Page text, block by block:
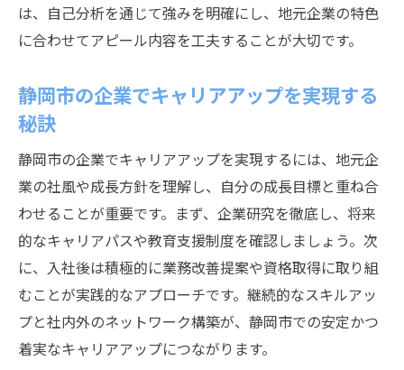
転職活動で第二新卒が陥りやすい注意点と
は
る秘訣
安定を目指す第二新卒が知るべき静岡市事情
第二新卒が静岡市で安定を得るための基礎
知識
静岡市の企業で第二新卒が重視すべき福利
厚生
地元で長く働きたい第二新卒の職場環境と
は
第二新卒が静岡市で注目したい企業文化の
特徴
は、自己分析を通じて強みを明確にし、地元企業の特色
に合わせてアピール内容を工夫することが大切です。
静岡市の企業でキャリアアップを実現する
秘訣
静岡市の企業でキャリアアップを実現するには、地元企
業の社風や成長方針を理解し、自分の成長目標と重ね合
わせることが重要です。まず、企業研究を徹底し、将来
的なキャリアパスや教育支援制度を確認しましょう。次
に、入社後は積極的に業務改善提案や資格取得に取り組
むことが実践的なアプローチです。継続的なスキルアッ
プと社内外のネットワーク構築が、静岡市での安定かつ
着実なキャリアアップにつながります。